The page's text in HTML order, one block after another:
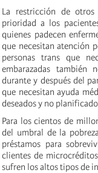
La restricción de
prioridad a los
quienes padecen
que necesitan atención
personas trans que
embarazadas también
durante y después del
que necesitan ayuda
deseados y no
Para los cientos de
del umbral de la
préstamos para
clientes de
sufren los altos tipos de